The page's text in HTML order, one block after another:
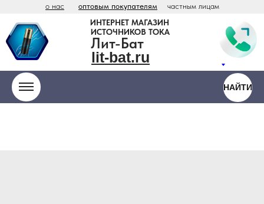
ИНТЕРНЕТ МАГАЗИН
о нас оптовым покупателям частным лицам
Лит-Бат
ИСТОЧНИКОВ ТОКА
lit-bat.ru
НАЙТИ